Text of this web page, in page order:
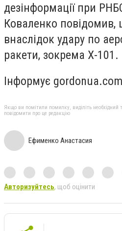
дезінформації при
Коваленко повідомив,
внаслідок удару по
ракети, зокрема Х-101.
Інформує gordonua.com
Якщо ви помітили помилку, виділіть необхідний
повідомити про це редакцію
Ефименко Анастасия
Авторизуйтесь, щоб оцінити